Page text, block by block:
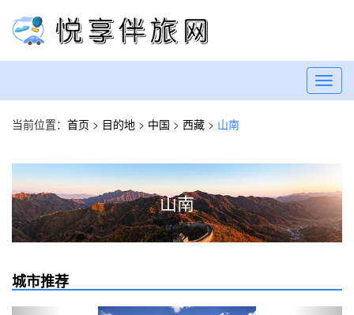
当前位置： 首页 > 目的地 > 中国 > 西藏 > 山南
山南
城市推荐